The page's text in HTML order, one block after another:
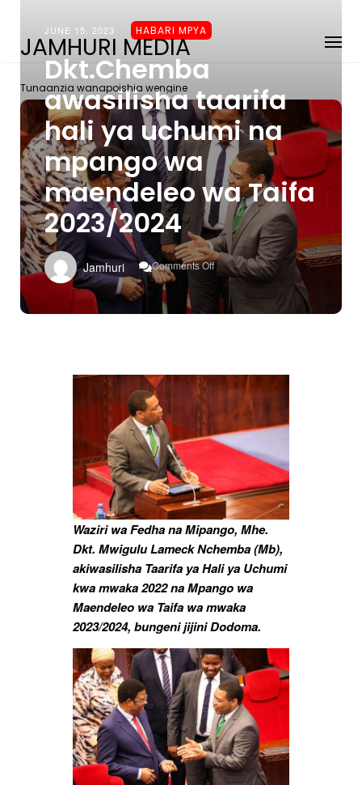
JAMHURI MEDIA
Tunaanzia wanapoishia wengine
JUNE 15, 2023 HABARI MPYA
Dkt.Chemba
awasilisha taarifa
hali ya uchumi na
mpango wa
maendeleo wa Taifa
2023/2024
Jamhuri Comments Off
On
Dkt.Chemba
Taarifa
Mpango
Maendeleo
Taifa
2023/2024
Waziri wa Fedha na Mipango, Mhe.
Dkt. Mwigulu Lameck Nchemba (Mb),
akiwasilisha Taarifa ya Hali ya Uchumi
kwa mwaka 2022 na Mpango wa
Maendeleo wa Taifa wa mwaka
2023/2024, bungeni jijini Dodoma.